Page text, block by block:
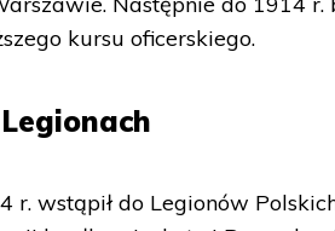
kursu oficerskiego.
r. wstąpił do Legionów